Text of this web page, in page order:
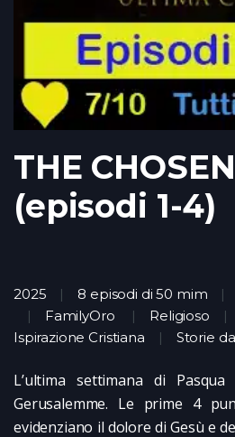
THE
(episodi 1-4)
2025 8 episodi di 50 mim
FamilyOro
Religioso
Ispirazione Cristiana
Storie
L’ultima settimana di
Gerusalemme. Le prime 4
evidenziano il dolore di Gesù e